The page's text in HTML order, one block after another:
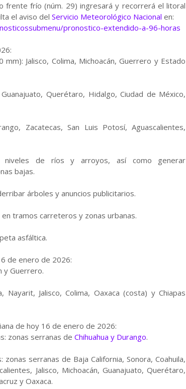
frente frío (núm. 29) ingresará y recorrerá el litoral
el aviso del Servicio Meteorológico Nacional en:
pronostico-extendido-a-96-horas
Jalisco, Colima, Michoacán, Guerrero y Estado
Querétaro, Hidalgo, Ciudad de México,
Zacatecas, San Luis Potosí, Aguascalientes,
niveles de ríos y arroyos, así como generar
bajas.
árboles y anuncios publicitarios.
tramos carreteros y zonas urbanas.
asfáltica.
de enero de 2026:
y Guerrero.
Jalisco, Colima, Oaxaca (costa) y Chiapas
de hoy 16 de enero de 2026:
zonas serranas de Chihuahua y Durango.
serranas de Baja California, Sonora, Coahuila,
Jalisco, Michoacán, Guanajuato, Querétaro,
y Oaxaca.